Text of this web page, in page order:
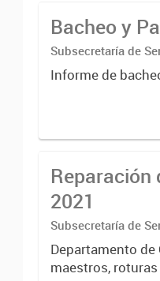
Bacheo y
Subsecretaría de
Informe de
Reparación
2021
Subsecretaría de
Departamento de
maestros,